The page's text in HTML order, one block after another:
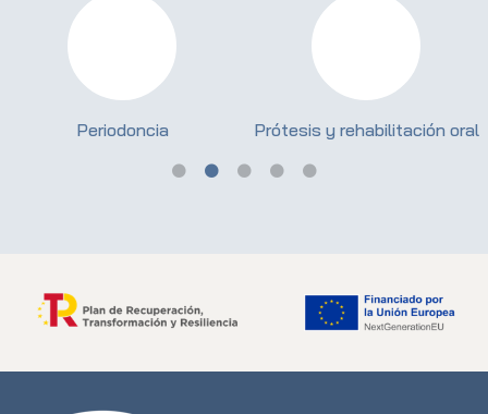
Periodoncia Prótesis y rehabilitación oral